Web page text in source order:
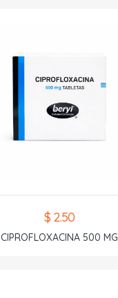
$ 2.50
CIPROFLOXACINA 500 MG